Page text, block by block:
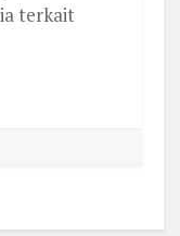
terkait